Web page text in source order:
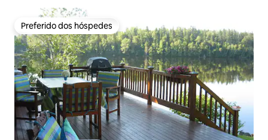
Preferido dos hóspedes
Preferido dos hóspedes